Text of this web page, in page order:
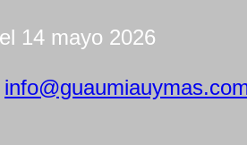
14 mayo 2026